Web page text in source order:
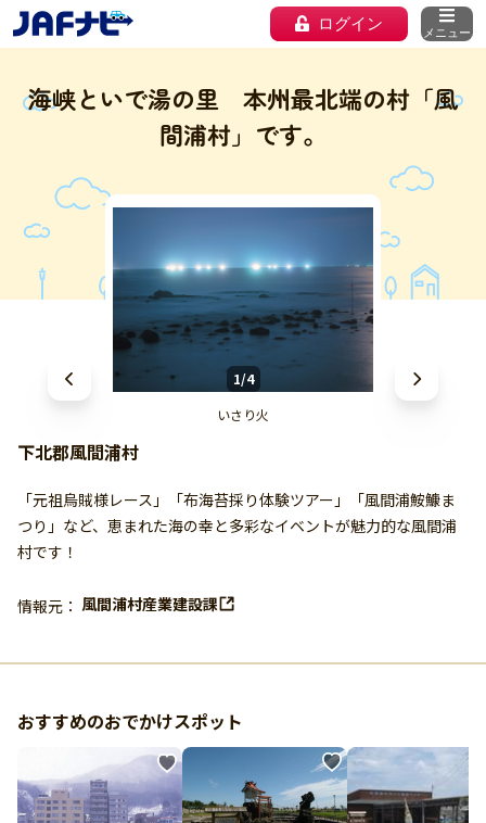
ログイン メニュー
海峡といで湯の里 本州最北端の村「風
間浦村」です。
1/4
いさり火
下北郡風間浦村
「元祖烏賊様レース」「布海苔採り体験ツアー」「風間浦鮟鱇ま
つり」など、恵まれた海の幸と多彩なイベントが魅力的な風間浦
村です！
情報元： 風間浦村産業建設課
おすすめのおでかけスポット